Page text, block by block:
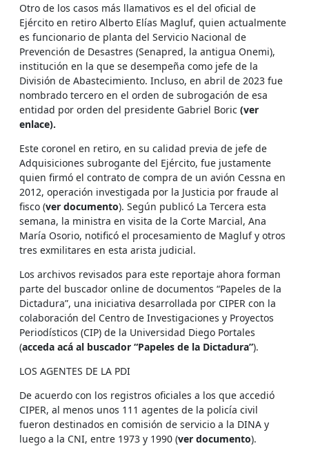
Otro de los casos más llamativos es el del oficial de
Ejército en retiro Alberto Elías Magluf, quien actualmente
es funcionario de planta del Servicio Nacional de
Prevención de Desastres (Senapred, la antigua Onemi),
institución en la que se desempeña como jefe de la
División de Abastecimiento. Incluso, en abril de 2023 fue
nombrado tercero en el orden de subrogación de esa
entidad por orden del presidente Gabriel Boric (ver
enlace).
Este coronel en retiro, en su calidad previa de jefe de
Adquisiciones subrogante del Ejército, fue justamente
quien firmó el contrato de compra de un avión Cessna en
2012, operación investigada por la Justicia por fraude al
fisco (ver documento). Según publicó La Tercera esta
semana, la ministra en visita de la Corte Marcial, Ana
María Osorio, notificó el procesamiento de Magluf y otros
tres exmilitares en esta arista judicial.
Los archivos revisados para este reportaje ahora forman
parte del buscador online de documentos “Papeles de la
Dictadura”, una iniciativa desarrollada por CIPER con la
colaboración del Centro de Investigaciones y Proyectos
Periodísticos (CIP) de la Universidad Diego Portales
(acceda acá al buscador “Papeles de la Dictadura”).
LOS AGENTES DE LA PDI
De acuerdo con los registros oficiales a los que accedió
CIPER, al menos unos 111 agentes de la policía civil
fueron destinados en comisión de servicio a la DINA y
luego a la CNI, entre 1973 y 1990 (ver documento).